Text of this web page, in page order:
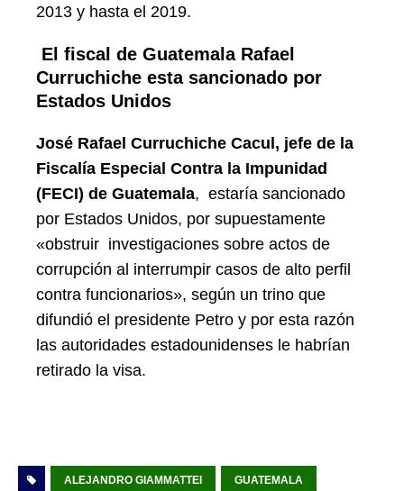
2013 y hasta el 2019.
El fiscal de Guatemala Rafael
Curruchiche esta sancionado por
Estados Unidos
José Rafael Curruchiche Cacul, jefe de la
Fiscalía Especial Contra la Impunidad
(FECI) de Guatemala, estaría sancionado
por Estados Unidos, por supuestamente
«obstruir investigaciones sobre actos de
corrupción al interrumpir casos de alto perfil
contra funcionarios», según un trino que
difundió el presidente Petro y por esta razón
las autoridades estadounidenses le habrían
retirado la visa.
ALEJANDRO GIAMMATTEI GUATEMALA